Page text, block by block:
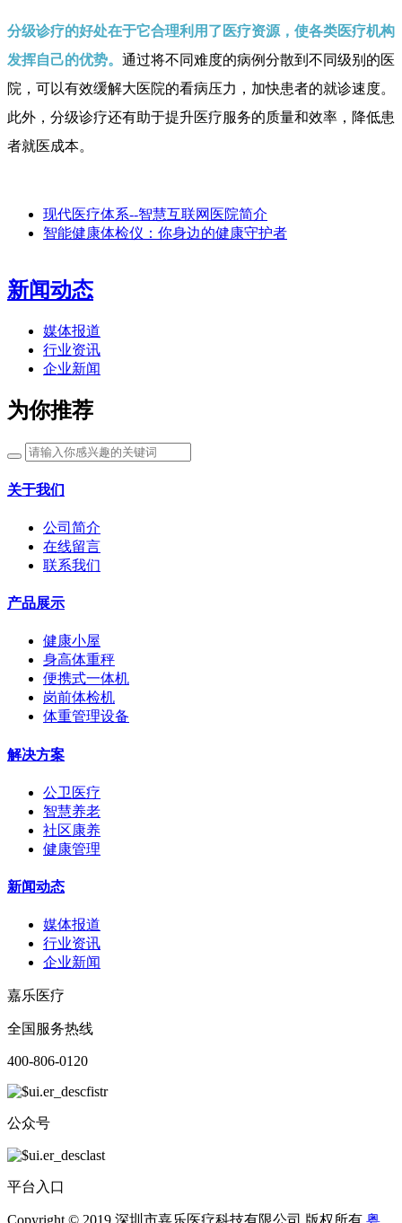
分级诊疗的好处在于它合理利用了医疗资源，使各类医疗机构
发挥自己的优势。 通过将不同难度的病例分散到不同级别的医
院，可以有效缓解大医院的看病压力，加快患者的就诊速度。
此外，分级诊疗还有助于提升医疗服务的质量和效率，降低患
者就医成本。
现代医疗体系--智慧互联网医院简介
智能健康体检仪：你身边的健康守护者
新闻动态
媒体报道
行业资讯
企业新闻
为你推荐
关于我们
公司简介
在线留言
联系我们
产品展示
健康小屋
身高体重秤
便携式一体机
岗前体检机
体重管理设备
解决方案
公卫医疗
智慧养老
社区康养
健康管理
新闻动态
媒体报道
行业资讯
企业新闻
嘉乐医疗
全国服务热线
400-806-0120
公众号
平台入口